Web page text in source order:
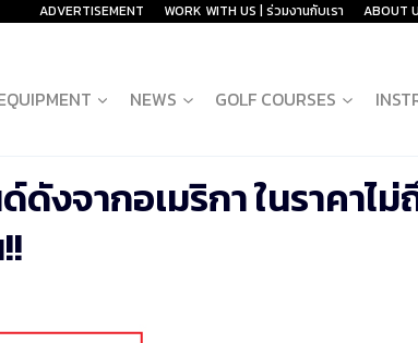
ADVERTISEMENT WORK WITH US | ร่วมงานกับเรา ABOUT
NEWS GOLF COURSES
ดังจากอเมริกา ในราคาไม่